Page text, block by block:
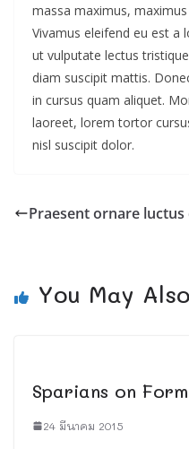
massa maximus,
Vivamus eleifend eu est a
ut vulputate lectus
diam suscipit mattis.
in cursus quam aliquet.
laoreet, lorem tortor
nisl suscipit dolor.
Praesent ornare luctus
You May
Sparians on Form
24 มีนาคม 2015